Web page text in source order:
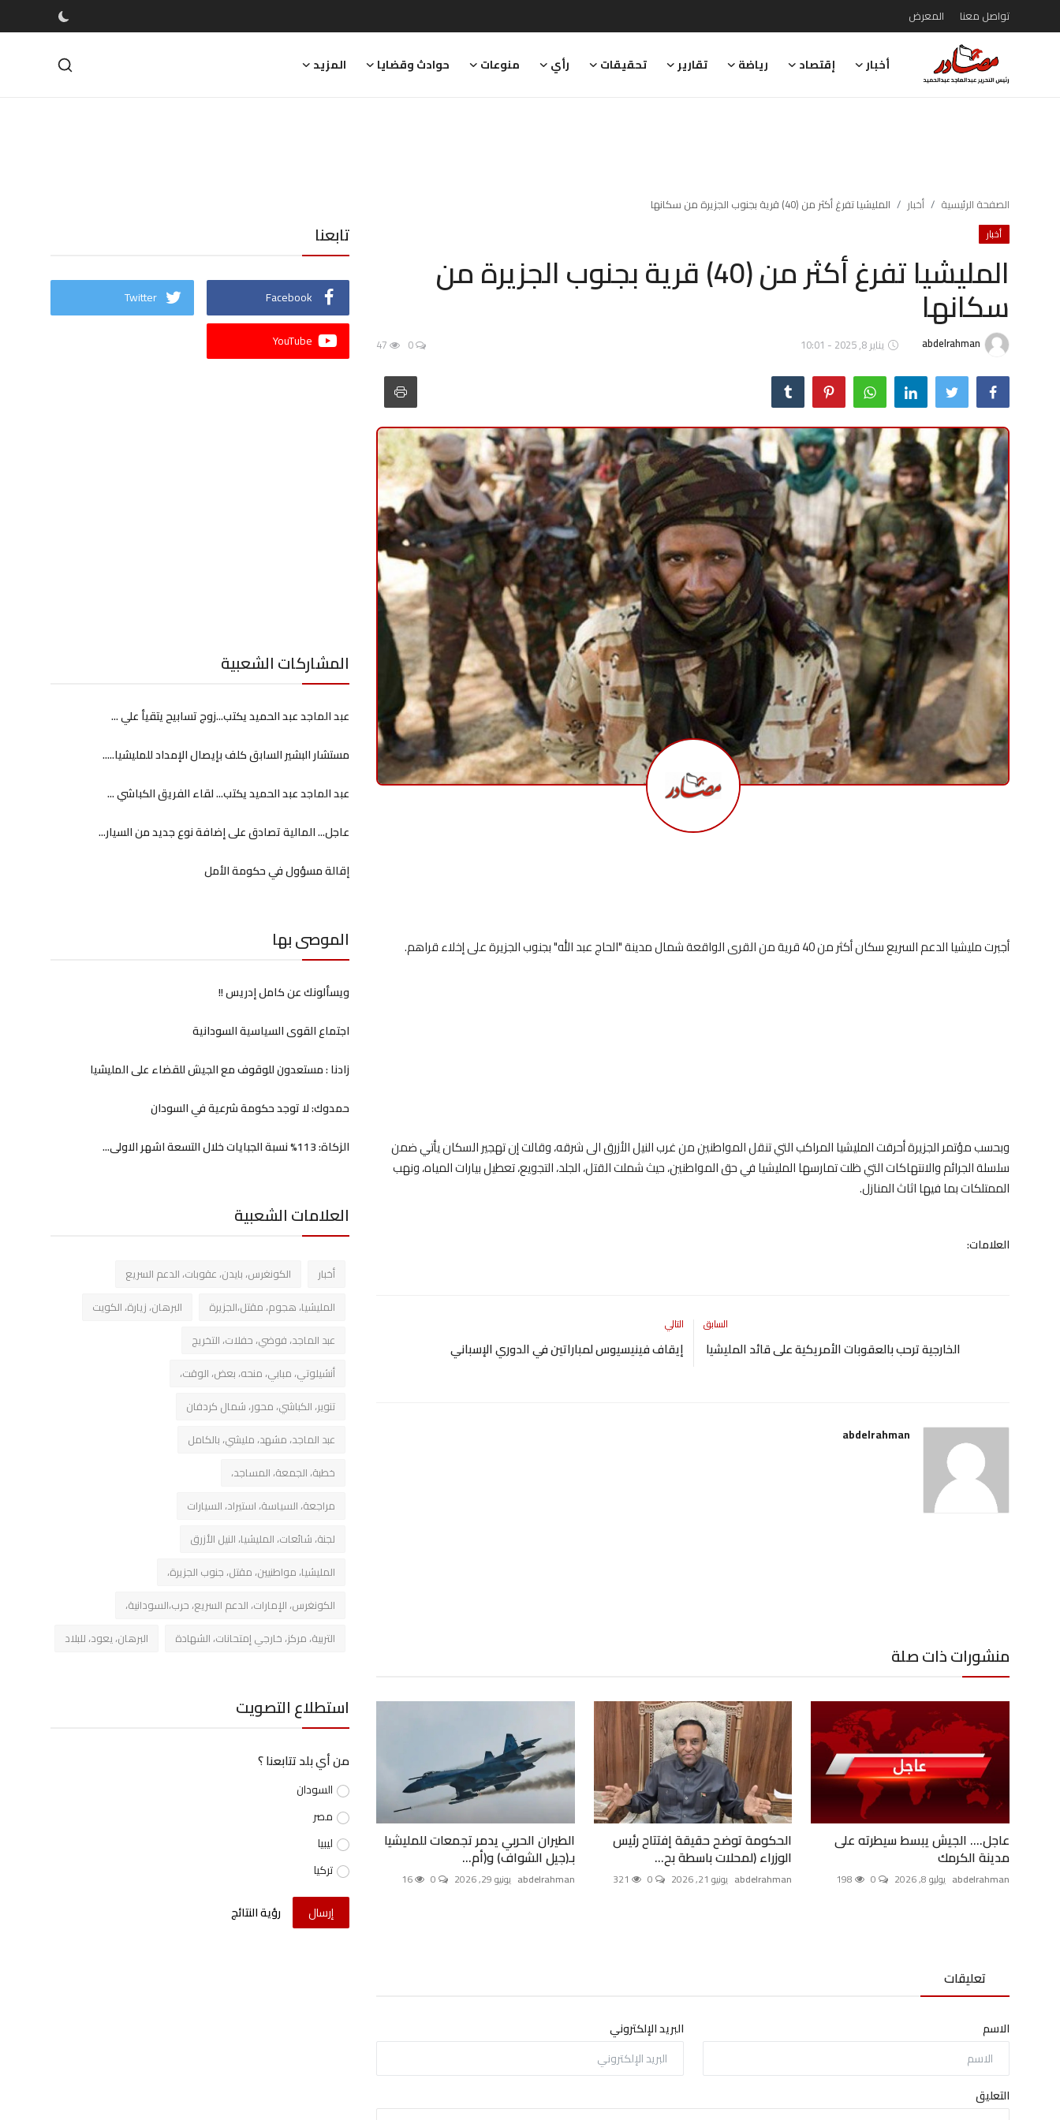
تواصل معنا المعرض
أخبار إقتصاد رياضة تقارير تحقيقات رأي منوعات حوادث وقضايا المزيد
تحقيقات
حوادث وقضايا
الصفحة الرئيسية أخبار المليشيا تفرغ أكثر من (40) قرية بجنوب الجزيرة من سكانها
أخبار
المليشيا تفرغ أكثر من (40) قرية بجنوب الجزيرة من
سكانها
abdelrahman يناير 8, 2025 - 10:01 0
47
أجبرت مليشيا الدعم السريع سكان أكثر من 40 قرية من القرى الواقعة شمال مدينة "الحاج عبد الله" بجنوب الجزيرة على إخلاء قراهم.
وبحسب مؤتمر الجزيرة أحرقت المليشيا المراكب التي تنقل المواطنين من غرب النيل الأزرق الى شرقه، وقالت إن تهجير السكان يأتي ضمن
سلسلة الجرائم والانتهاكات التي ظلت تمارسها المليشيا في حق المواطنين، حيث شملت القتل، الجلد، التجويع، تعطيل بيارات المياه، ونهب
الممتلكات بما فيها اثاث المنازل.
العلامات:
السابق
الخارجية ترحب بالعقوبات الأمريكية على قائد المليشيا
التالي
إيقاف فينيسيوس لمباراتين في الدوري الإسباني
abdelrahman
منشورات ذات صلة
عاجل.... الجيش يبسط سيطرته على
مدينة الكرمك
abdelrahman يوليو 8, 2026
الحكومة توضح حقيقة إفتتاح رئيس
الوزراء (لمحلات باسطة بح...
abdelrahman يونيو 21, 2026 0
321
الطيران الحربي يدمر تجمعات للمليشيا
بـ(جيل الشواف) و(أم...
abdelrahman يونيو 29, 2026 16
تعليقات
الاسم البريد الإلكتروني
التعليق
تابعنا
Facebook
Twitter
YouTube
المشاركات الشعبية
عبد الماجد عبد الحميد يكتب...زوج تسابيح يتقيأ علي ...
مستشار البشير السابق كلف بإيصال الإمداد للمليشيا.....
عبد الماجد عبد الحميد يكتب... لقاء الفريق الكباشي ...
عاجل... المالية تصادق على إضافة نوع جديد من السيار...
إقالة مسؤول في حكومة الأمل
الموصى بها
ويسألونك عن كامل إدريس !!
اجتماع القوى السياسية السودانية
زادنا : مستعدون للوقوف مع الجيش للقضاء على المليشيا
حمدوك: لا توجد حكومة شرعية في السودان
الزكاة: 113% نسبة الجبايات خلال التسعة اشهر الاولى...
العلامات الشعبية
أخبار
الكونغرس، بايدن، عقوبات، الدعم السريع
المليشيا، هجوم، مقتل،الجزيرة
البرهان، زيارة، الكويت
عبد الماجد، فوضي، حفلات، التخريج
أنشيلوتي، مبابي، منحه، بعض، الوقت،
تنوير، الكباشي، محور، شمال كردفان
عبد الماجد، مشهد، مليشي، بالكامل
خطبة، الجمعة، المساجد،
مراجعة، السياسة، استيراد، السيارات
لجنة، شائعات، المليشيا، النيل الأزرق
المليشيا، مواطنيين، مقتل، جنوب الجزيرة،
الكونغرس، الإمارات، الدعم السريع، حرب،السودانية،
التربية، مركز، خارجي إمتحانات، الشهادة
البرهان، يعود، للبلاد
استطلاع التصويت
من أي بلد تتابعنا ؟
السودان
مصر
ليبيا
تركيا
إرسال رؤية النتائج